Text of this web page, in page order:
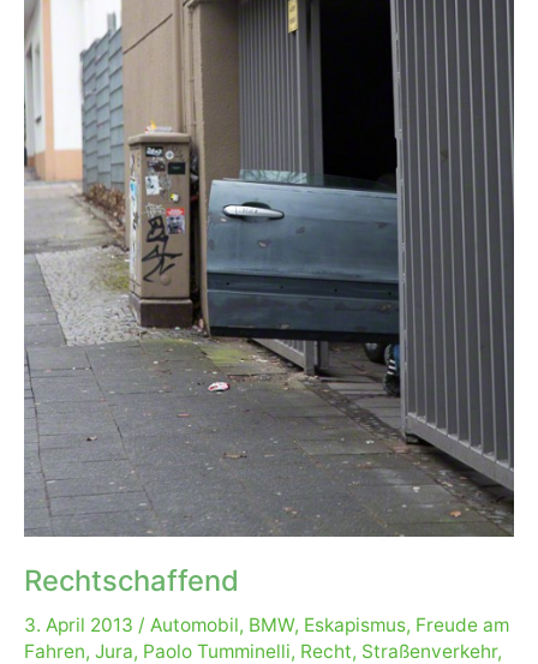
Rechtschaffend
3. April 2013 / Automobil, BMW, Eskapismus, Freude am
Fahren, Jura, Paolo Tumminelli, Recht, Straßenverkehr,